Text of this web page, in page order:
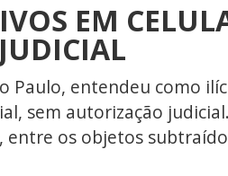
EM
Paulo, entendeu como
sem autorização
os objetos